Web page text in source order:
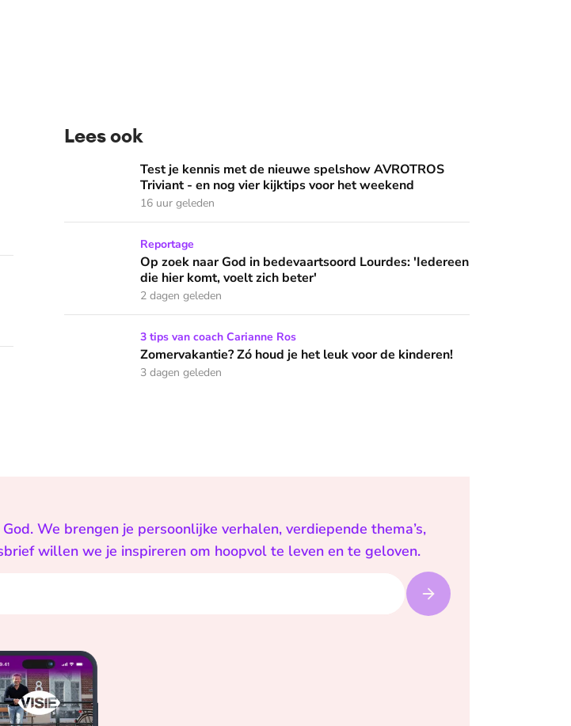
met een kopje koffie bij de stacaravan'
kun je beter niet met het vingertje wijzen’
Lees ook
Test je kennis met de nieuwe spelshow AVROTROS Triviant - en nog vier kijktips voor
Test je kennis met de nieuwe spelshow AVROTROS
Triviant - en nog vier kijktips voor het weekend
16 uur geleden
Op zoek naar God in bedevaartsoord Lourdes: 'Iedereen die hier komt, voelt zich beter'
Reportage
Op zoek naar God in bedevaartsoord Lourdes: 'Iedereen
die hier komt, voelt zich beter'
2 dagen geleden
Zomervakantie? Zó houd je het leuk voor de kinderen!
3 tips van coach Carianne Ros
Zomervakantie? Zó houd je het leuk voor de kinderen!
3 dagen geleden
We brengen je persoonlijke verhalen, verdiepende thema’s,
willen we je inspireren om hoopvol te leven en te geloven.